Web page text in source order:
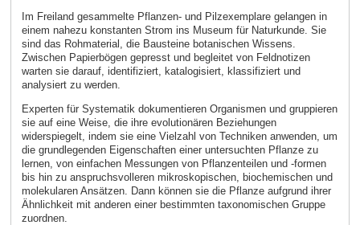
Im Freiland gesammelte Pflanzen- und Pilzexemplare gelangen in
einem nahezu konstanten Strom ins Museum für Naturkunde. Sie
sind das Rohmaterial, die Bausteine botanischen Wissens.
Zwischen Papierbögen gepresst und begleitet von Feldnotizen
warten sie darauf, identifiziert, katalogisiert, klassifiziert und
analysiert zu werden.
Experten für Systematik dokumentieren Organismen und gruppieren
sie auf eine Weise, die ihre evolutionären Beziehungen
widerspiegelt, indem sie eine Vielzahl von Techniken anwenden, um
die grundlegenden Eigenschaften einer untersuchten Pflanze zu
lernen, von einfachen Messungen von Pflanzenteilen und -formen
bis hin zu anspruchsvolleren mikroskopischen, biochemischen und
molekularen Ansätzen. Dann können sie die Pflanze aufgrund ihrer
Ähnlichkeit mit anderen einer bestimmten taxonomischen Gruppe
zuordnen.